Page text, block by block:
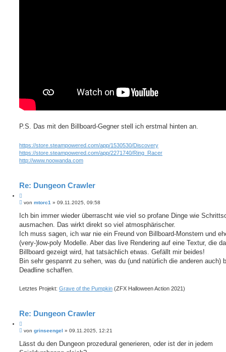
P.S. Das mit den Billboard-Gegner stell ich erstmal hinten an.
https://store.steampowered.com/app/1530530/Discovery
https://store.steampowered.com/app/2271740/Ring_Racer
http://www.noowanda.com
Re: Dungeon Crawler
i
e
e
n
B
i
r
a
von mtorc1 » 09.11.2025, 09:58
Ich bin immer wieder überrascht wie viel so profane Dinge wie
ausmachen. Das wirkt direkt so viel atmosphärischer.
Ich muss sagen, ich war nie ein Freund von Billboard-Monstern und
(very-)low-poly Modelle. Aber das live Rendering auf eine Textur, die
Billboard gezeigt wird, hat tatsächlich etwas. Gefällt mir beides!
Bin sehr gespannt zu sehen, was du (und natürlich die anderen auch)
Deadline schaffen.
Letztes Projekt: Grave of the Pumpkin (ZFX Halloween Action 2021)
Re: Dungeon Crawler
i
Bvon grinseengel » 09.11.2025, 12:21
Lässt du den Dungeon pro­ze­du­ral generieren, oder ist der in jedem